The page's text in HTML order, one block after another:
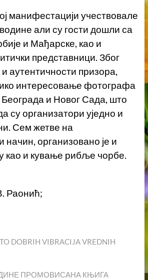
манифестацији учествовале
али су гости дошли са
и Мађарске, као и
представници. Због
аутентичности призора,
интересовање фотографа
и Новог Сада, што
су организатори уједно и
Сем жетве на
организовано је и
као и кување рибље чорбе.
Раонић;
DOBRIH VIBRACIJA VREDNIH
ПРОМОВИСАНА КЊИГА